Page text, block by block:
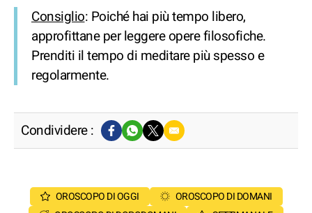
Consiglio: Poiché hai più tempo libero,
approfittane per leggere opere filosofiche.
Prenditi il tempo di meditare più spesso e
regolarmente.
Condividere :
OROSCOPO DI OGGI
OROSCOPO DI DOMANI